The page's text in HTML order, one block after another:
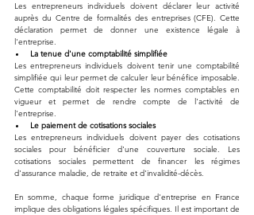
Les entrepreneurs individuels doivent déclarer leur activité
auprès du Centre de formalités des entreprises (CFE). Cette
déclaration permet de donner une existence légale à
l'entreprise.
La tenue d'une comptabilité simplifiée
Les entrepreneurs individuels doivent tenir une comptabilité
simplifiée qui leur permet de calculer leur bénéfice imposable.
Cette comptabilité doit respecter les normes comptables en
vigueur et permet de rendre compte de l'activité de
l'entreprise.
Le paiement de cotisations sociales
Les entrepreneurs individuels doivent payer des cotisations
sociales pour bénéficier d'une couverture sociale. Les
cotisations sociales permettent de financer les régimes
d'assurance maladie, de retraite et d'invalidité-décès.
En somme, chaque forme juridique d'entreprise en France
implique des obligations légales spécifiques. Il est important de